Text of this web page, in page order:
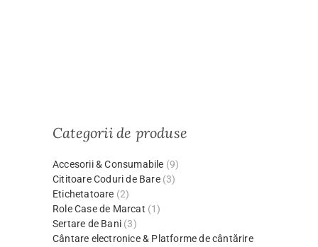
Categorii de produse
Accesorii & Consumabile (9)
Cititoare Coduri de Bare (3)
Etichetatoare (2)
Role Case de Marcat (1)
Sertare de Bani (3)
Cântare electronice & Platforme de cântărire